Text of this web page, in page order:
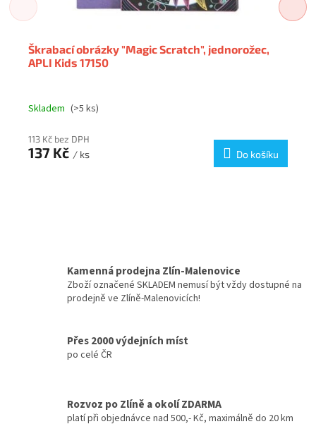
Škrabací obrázky "Magic Scratch", jednorožec,
APLI Kids 17150
Skladem (>5 ks)
113 Kč bez DPH
137 Kč / ks Do košíku
Kamenná prodejna Zlín-Malenovice
Zboží označené SKLADEM nemusí být vždy dostupné na
prodejně ve Zlíně-Malenovicích!
Přes 2000 výdejních míst
po celé ČR
Rozvoz po Zlíně a okolí ZDARMA
platí při objednávce nad 500,- Kč, maximálně do 20 km